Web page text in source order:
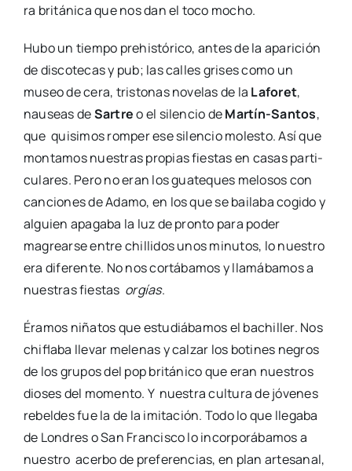
ra bri­tá­ni­ca que nos dan el toco mocho.
Hubo un tiem­po pre­his­tó­ri­co, antes de la apa­ri­ción
de dis­co­te­cas y pub; las calles gri­ses como un
museo de cera, tris­to­nas nove­las de la Lafo­ret,
nau­seas deSar­treo el silen­cio deMar­­tín-San­­tos,
que qui­si­mos rom­per ese silen­cio moles­to. Así que
mon­ta­mos nues­tras pro­pias fies­tas en casas par­ti­
cu­la­res. Pero no eran los gua­te­ques melo­sos con
can­cio­nes de Ada­mo, en los que se bai­la­ba cogi­do y
alguien apa­ga­ba la luz de pron­to para poder
magrear­se entre chi­lli­dos unos minu­tos, lo nues­tro
era dife­ren­te. No nos cor­tá­ba­mos y lla­má­ba­mos a
nues­tras fies­tas orgías.
Éra­mos niña­tos que estu­diá­ba­mos el bachi­ller. Nos
chi­fla­ba lle­var mele­nas y cal­zar los boti­nes negros
de los gru­pos del pop bri­tá­ni­co que eran nues­tros
dio­ses del momen­to. Y nues­tra cul­tu­ra de jóve­nes
rebel­des fue la de la imi­ta­ción. Todo lo que lle­ga­ba
de Lon­dres o San Fran­cis­co lo incor­po­rá­ba­mos a
nues­tro acer­bo de pre­fe­ren­cias, en plan arte­sa­nal,